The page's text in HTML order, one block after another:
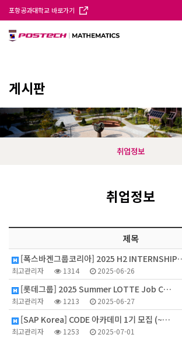
포항공과대학교 바로가기
게시판
취업정보
취업정보
제목
[폭스바겐그룹코리아] 2025 H2
최고관리자 1314 2025-06-26
[롯데그룹] 2025 Summer LOTTE Job C…
최고관리자 1213 2025-06-27
[SAP Korea] CODE 아카데미 1기 모집 (~…
최고관리자 1253 2025-07-01